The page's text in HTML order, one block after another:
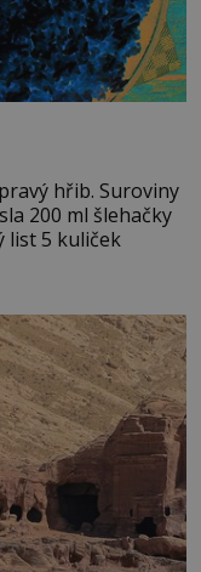
Suroviny
200 ml šlehačky
list 5 kuliček